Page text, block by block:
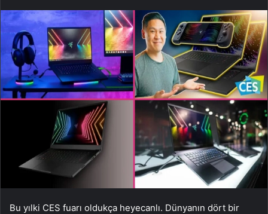
Bu yılki CES fuarı oldukça heyecanlı. Dünyanın dört bir